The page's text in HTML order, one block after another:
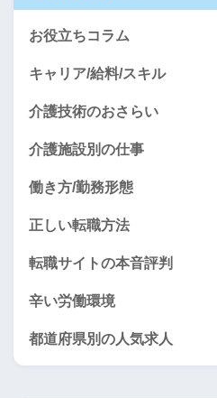
お役立ちコラム
キャリア/給料/スキル
介護技術のおさらい
介護施設別の仕事
働き方/勤務形態
正しい転職方法
転職サイトの本音評判
辛い労働環境
都道府県別の人気求人